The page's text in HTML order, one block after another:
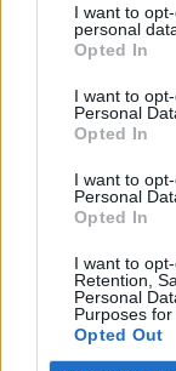
I want to
personal
Opted In
I want to
Personal
Opted In
I want to
Personal
Opted In
I want to
Retention,
Personal
Purposes for
Opted Out
Když stojíte na
tmavé břečky
přibývat, vytane
nebezpečný
loď běžnou
Kdo zaplatí škody?
Bedřich
V textechKolaps
se EkoList
planety. O svůj
podělil Bedřich
prostředí